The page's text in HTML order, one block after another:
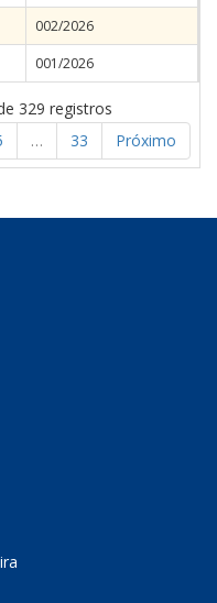
002/2026
001/2026
329 registros
… 33 Próximo